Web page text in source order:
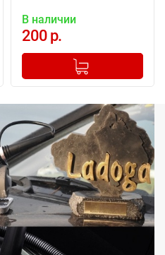
В наличии
200 р.
+
Добавлено в корзину